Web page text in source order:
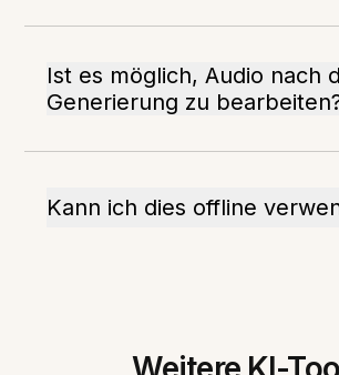
Ist es möglich, Audio nach
Generierung zu
Kann ich dies offline